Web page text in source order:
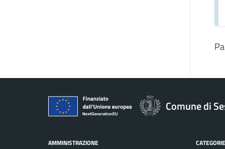
Comune di
AMMINISTRAZIONE